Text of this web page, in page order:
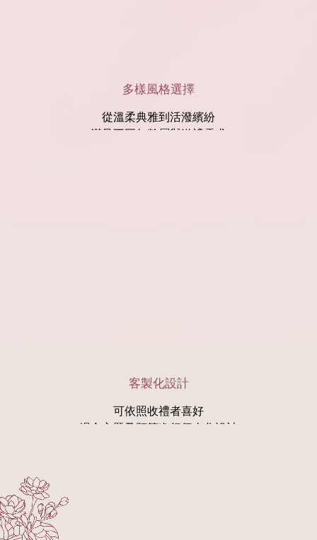
多樣風格選擇
從溫柔典雅到活潑繽紛
滿足不同年齡層與送禮需求
客製化設計
可依照收禮者喜好
場合主題及預算進行個人化設計